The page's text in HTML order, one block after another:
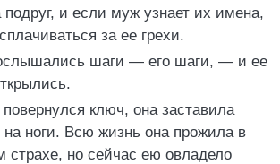
подруг, и если муж узнает их имена,
за ее грехи.
шаги — его шаги, — и ее
повернулся ключ, она заставила
на ноги. Всю жизнь она прожила в
страхе, но сейчас ею овладело